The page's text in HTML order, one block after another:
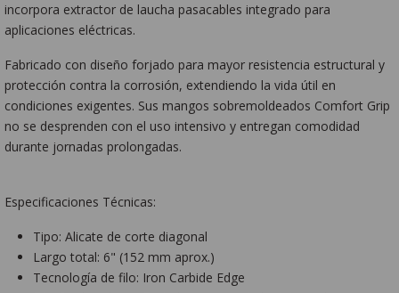
incorpora extractor de laucha pasacables integrado para
aplicaciones eléctricas.
Fabricado con diseño forjado para mayor resistencia estructural y
protección contra la corrosión, extendiendo la vida útil en
condiciones exigentes. Sus mangos sobremoldeados Comfort Grip
no se desprenden con el uso intensivo y entregan comodidad
durante jornadas prolongadas.
Especificaciones Técnicas:
Tipo: Alicate de corte diagonal
Largo total: 6" (152 mm aprox.)
Tecnología de filo: Iron Carbide Edge